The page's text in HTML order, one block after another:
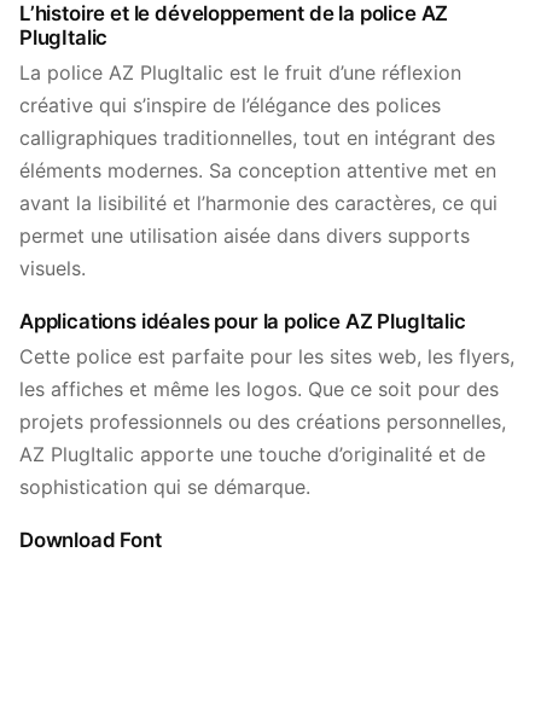
L’histoire et le développement de la police AZ
PlugItalic
La police AZ PlugItalic est le fruit d’une réflexion
créative qui s’inspire de l’élégance des polices
calligraphiques traditionnelles, tout en intégrant des
éléments modernes. Sa conception attentive met en
avant la lisibilité et l’harmonie des caractères, ce qui
permet une utilisation aisée dans divers supports
visuels.
Applications idéales pour la police AZ PlugItalic
Cette police est parfaite pour les sites web, les flyers,
les affiches et même les logos. Que ce soit pour des
projets professionnels ou des créations personnelles,
AZ PlugItalic apporte une touche d’originalité et de
sophistication qui se démarque.
Download Font